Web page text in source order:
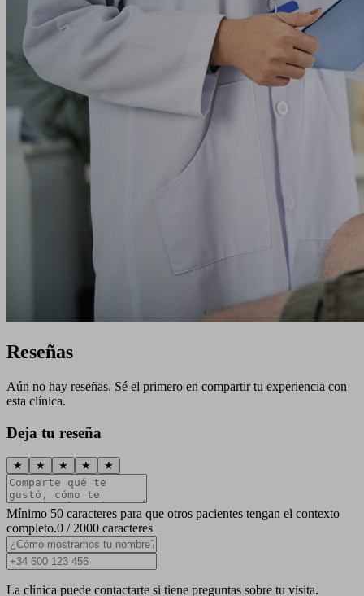
Reseñas
Aún no hay reseñas. Sé el primero en compartir tu experiencia con
esta clínica.
Deja tu reseña
★ ★ ★ ★ ★
Mínimo 50 caracteres para que otros pacientes tengan el contexto
completo.0 / 2000 caracteres
La clínica puede contactarte si tiene preguntas sobre tu visita.